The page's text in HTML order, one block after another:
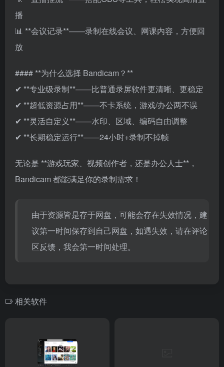
播
📊 **会议记录**——录制在线会议、网课内容，方便回
放
#### **为什么选择 Bandicam？**
✔ **专业级录制**——比普通录屏软件更清晰、更稳定
✔ **超低资源占用**——不卡系统，游戏/办公两不误
✔ **灵活自定义**——水印、区域、编码自由调整
✔ **长期稳定运行**——24小时+录制不掉帧
无论是 **游戏玩家、视频创作者，还是办公人士**，
Bandicam 都能满足你的录制需求！
由于资源皆是存于网盘，可能会存在失效情况，建
议第一时间保存到自己网盘，如遇失效，请在评论
区反馈，我会第一时间处理。
相关软件